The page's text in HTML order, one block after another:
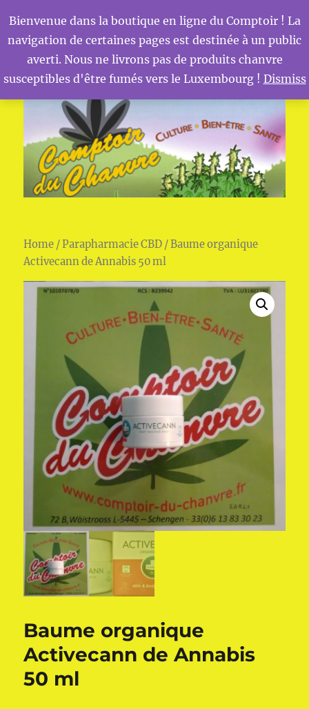
Comptoir du Chanvre
MENU
Home /Parapharmacie CBD / Baume organique
Activecann de Annabis 50 ml
Baume organique
Activecann de Annabis
50 ml
Bienvenue dans la boutique en ligne du Comptoir ! La
navigation de certaines pages est destinée à un public
averti. Nous ne livrons pas de produits chanvre
susceptibles d'être fumés vers le Luxembourg ! Dismiss